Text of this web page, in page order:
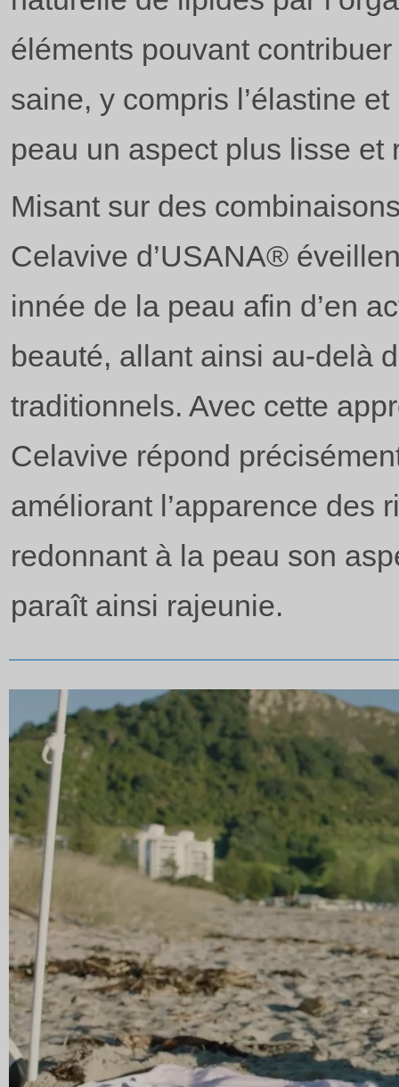
éléments pouvant
saine, y compris l’élastine
peau un aspect plus lisse et
Misant sur des
Celavive d’USANA®
innée de la peau afin d’en
beauté, allant ainsi au-delà
traditionnels. Avec cette
Celavive répond
améliorant l’apparence des
redonnant à la peau son
paraît ainsi rajeunie.